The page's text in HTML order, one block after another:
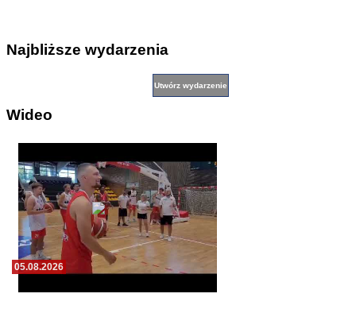
Najbliższe wydarzenia
Wideo
05.08.2026